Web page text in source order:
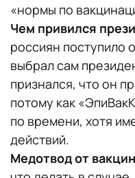
«нормы по
Чем привился
россиян поступило
выбрал сам
признался, что он
потому как
по времени, хотя
действий.
Медотвод от